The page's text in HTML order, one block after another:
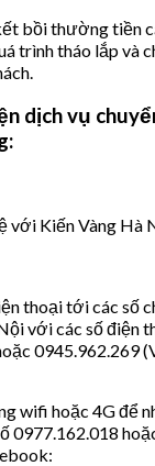
bồi thường tiền
trình tháo lắp và
dịch vụ
với Kiến Vàng Hà
thoại tới các số
với các số điện
0945.962.269
wifi hoặc 4G để
0977.162.018